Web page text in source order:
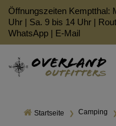
Öffnungszeiten Kemptthal:
Uhr | Sa. 9 bis 14 Uhr |
WhatsApp | E-Mail
Startseite Camping